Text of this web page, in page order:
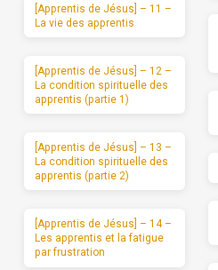
[Apprentis de Jésus] – 11 –
La vie des apprentis
[Apprentis de Jésus] – 12 –
La condition spirituelle des
apprentis (partie 1)
[Apprentis de Jésus] – 13 –
La condition spirituelle des
apprentis (partie 2)
[Apprentis de Jésus] – 14 –
Les apprentis et la fatigue
par frustration